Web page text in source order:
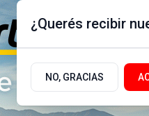
¿Querés recibir
NO, GRACIAS